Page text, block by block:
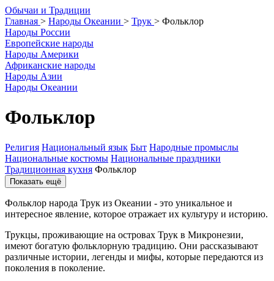
Обычаи и Традиции
Главная > Народы Океании > Трук > Фольклор
Народы России
Европейские народы
Народы Америки
Африканские народы
Народы Азии
Народы Океании
Фольклор
Религия Национальный язык Быт Народные промыслы
Национальные костюмы Национальные праздники
Традиционная кухня Фольклор
Показать ещё
Фольклор народа Трук из Океании - это уникальное и
интересное явление, которое отражает их культуру и историю.
Трукцы, проживающие на островах Трук в Микронезии,
имеют богатую фольклорную традицию. Они рассказывают
различные истории, легенды и мифы, которые передаются из
поколения в поколение.